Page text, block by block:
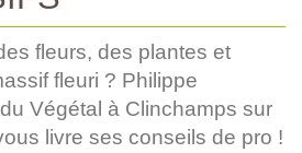
fleurs, des plantes et
fleuri ? Philippe
Végétal à Clinchamps sur
livre ses conseils de pro !